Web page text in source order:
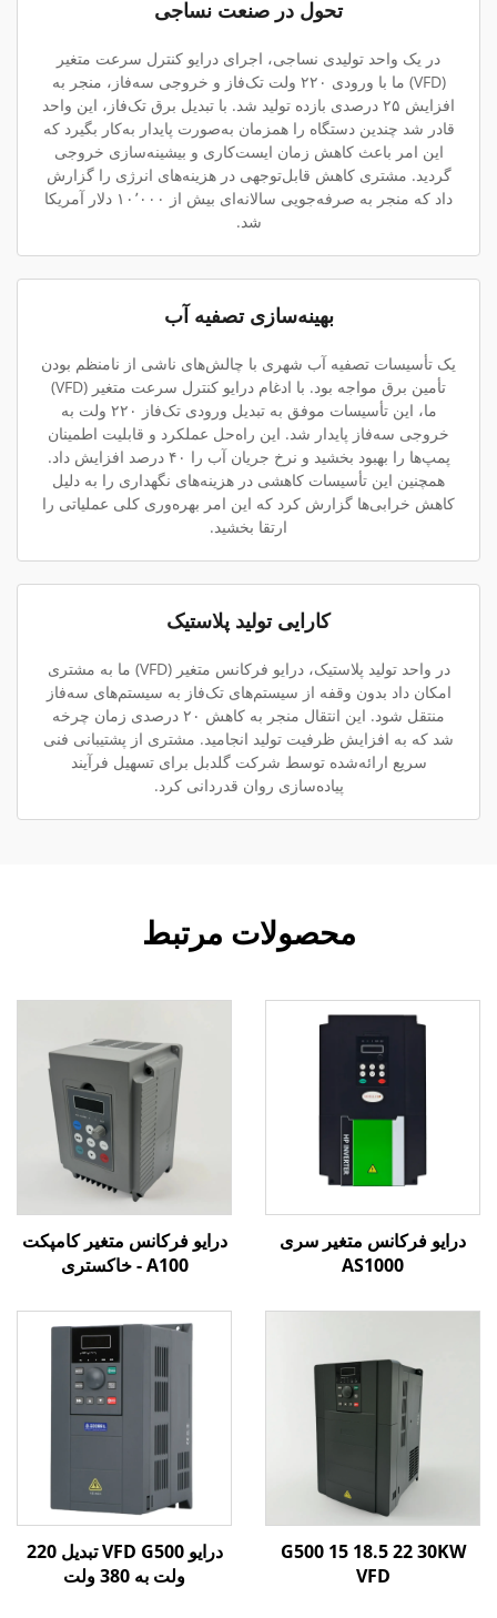
تحول در صنعت نساجی
در یک واحد تولیدی نساجی، اجرای درایو کنترل سرعت متغیر
(VFD) ما با ورودی ۲۲۰ ولت تک‌فاز و خروجی سه‌فاز، منجر به
افزایش ۲۵ درصدی بازده تولید شد. با تبدیل برق تک‌فاز، این واحد
قادر شد چندین دستگاه را همزمان به‌صورت پایدار به‌کار بگیرد که
این امر باعث کاهش زمان ایست‌کاری و بیشینه‌سازی خروجی
گردید. مشتری کاهش قابل‌توجهی در هزینه‌های انرژی را گزارش
داد که منجر به صرفه‌جویی سالانه‌ای بیش از ۱۰٬۰۰۰ دلار آمریکا
شد.
بهینه‌سازی تصفیه آب
یک تأسیسات تصفیه آب شهری با چالش‌های ناشی از نامنظم بودن
تأمین برق مواجه بود. با ادغام درایو کنترل سرعت متغیر (VFD)
ما، این تأسیسات موفق به تبدیل ورودی تک‌فاز ۲۲۰ ولت به
خروجی سه‌فاز پایدار شد. این راه‌حل عملکرد و قابلیت اطمینان
پمپ‌ها را بهبود بخشید و نرخ جریان آب را ۴۰ درصد افزایش داد.
همچنین این تأسیسات کاهشی در هزینه‌های نگهداری را به دلیل
کاهش خرابی‌ها گزارش کرد که این امر بهره‌وری کلی عملیاتی را
ارتقا بخشید.
کارایی تولید پلاستیک
در واحد تولید پلاستیک، درایو فرکانس متغیر (VFD) ما به مشتری
امکان داد بدون وقفه از سیستم‌های تک‌فاز به سیستم‌های سه‌فاز
منتقل شود. این انتقال منجر به کاهش ۲۰ درصدی زمان چرخه
شد که به افزایش ظرفیت تولید انجامید. مشتری از پشتیبانی فنی
سریع ارائه‌شده توسط شرکت گلدبل برای تسهیل فرآیند
پیاده‌سازی روان قدردانی کرد.
محصولات مرتبط
درایو فرکانس متغیر سری
AS1000
درایو فرکانس متغیر کامپکت
A100 - خاکستری
G500 15 18.5 22 30KW
VFD
درایو VFD G500 تبدیل 220
ولت به 380 ولت